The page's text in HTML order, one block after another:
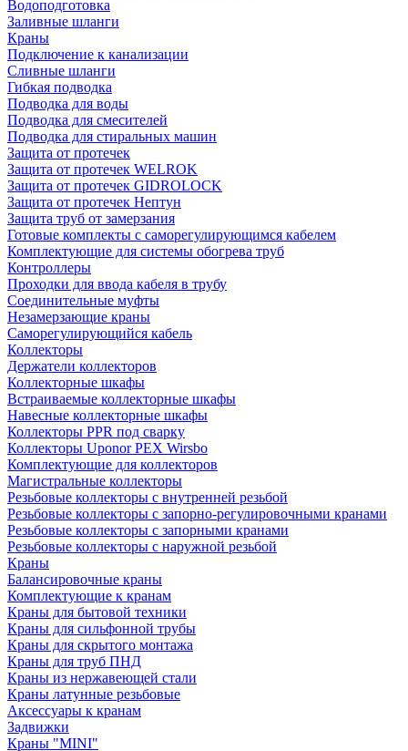
Водоподготовка
Заливные шланги
Краны
Подключение к канализации
Сливные шланги
Гибкая подводка
Подводка для воды
Подводка для смесителей
Подводка для стиральных машин
Защита от протечек
Защита от протечек WELROK
Защита от протечек GIDROLOCK
Защита от протечек Нептун
Защита труб от замерзания
Готовые комплекты с саморегулирующимся кабелем
Комплектующие для системы обогрева труб
Контроллеры
Проходки для ввода кабеля в трубу
Соединительные муфты
Незамерзающие краны
Саморегулирующийся кабель
Коллекторы
Держатели коллекторов
Коллекторные шкафы
Встраиваемые коллекторные шкафы
Навесные коллекторные шкафы
Коллекторы PPR под сварку
Коллекторы Uponor PEX Wirsbo
Комплектующие для коллекторов
Магистральные коллекторы
Резьбовые коллекторы с внутренней резьбой
Резьбовые коллекторы с запорно-регулировочными кранами
Резьбовые коллекторы с запорными кранами
Резьбовые коллекторы с наружной резьбой
Краны
Балансировочные краны
Комплектующие к кранам
Краны для бытовой техники
Краны для сильфонной трубы
Краны для скрытого монтажа
Краны для труб ПНД
Краны из нержавеющей стали
Краны латунные резьбовые
Аксессуары к кранам
Задвижки
Краны "MINI"